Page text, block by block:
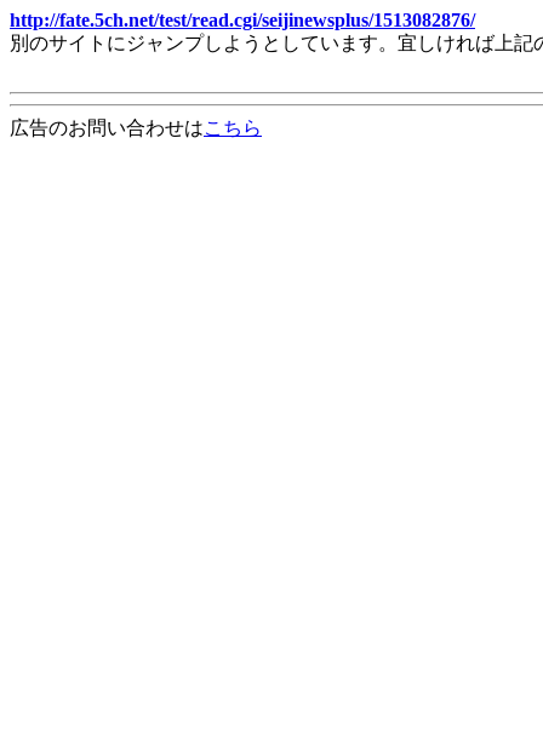
http://fate.5ch.net/test/read.cgi/seijinewsplus/1513082876/
別のサイトにジャンプしようとしています。宜しければ上
広告のお問い合わせはこちら